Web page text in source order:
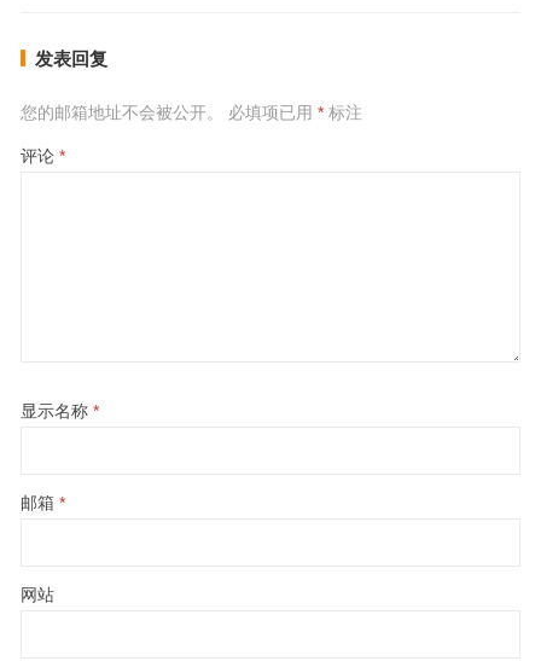
发表回复
您的邮箱地址不会被公开。 必填项已用 *标注
评论 *
显示名称 *
邮箱 *
网站